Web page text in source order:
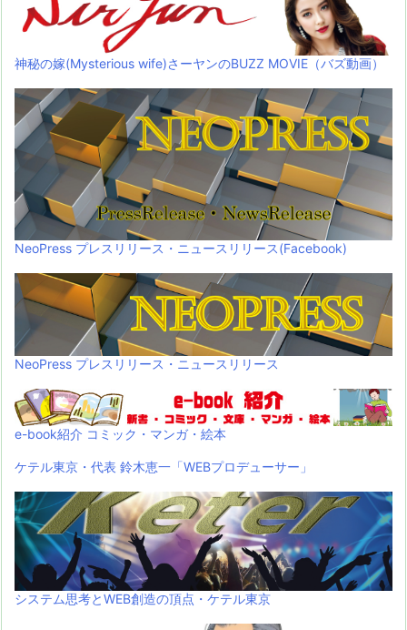
神秘の嫁(Mysterious wife)さーヤンのBUZZ MOVIE（バズ動画）
NeoPress プレスリリース・ニュースリリース(Facebook)
NeoPress プレスリリース・ニュースリリース
e-book紹介 コミック・マンガ・絵本
ケテル東京・代表 鈴木恵一「WEBプロデューサー」
システム思考とWEB創造の頂点・ケテル東京